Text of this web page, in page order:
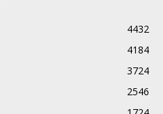
4432
4184
3724
2546